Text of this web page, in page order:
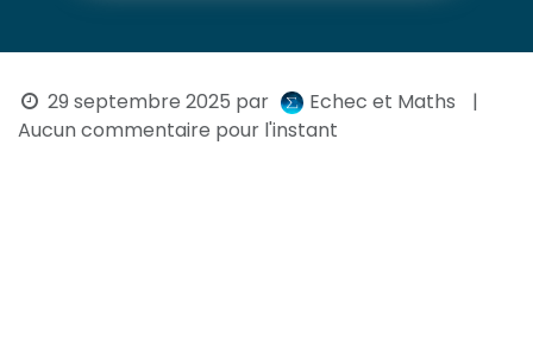
29 septembre 2025 par Echec et Maths
|
Aucun commentaire pour l'instant